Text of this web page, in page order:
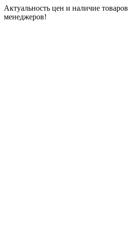
Актуальность цен и наличие товаров
менеджеров!